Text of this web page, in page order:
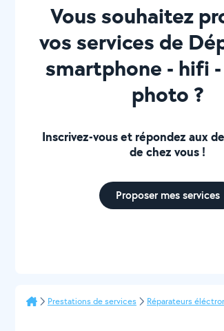
Vous souhaitez
vos services de
smartphone - hifi
photo ?
Inscrivez-vous et répondez aux
de chez vous !
Proposer mes services
Prestations de services Réparateurs